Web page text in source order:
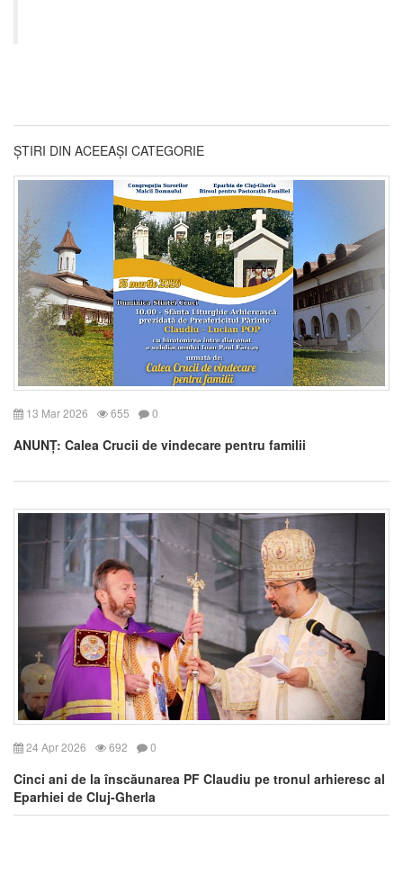
ȘTIRI DIN ACEEAȘI CATEGORIE
13 Mar 2026 655 0
ANUNȚ: Calea Crucii de vindecare pentru familii
24 Apr 2026 692 0
Cinci ani de la înscăunarea PF Claudiu pe tronul arhieresc al
Eparhiei de Cluj-Gherla